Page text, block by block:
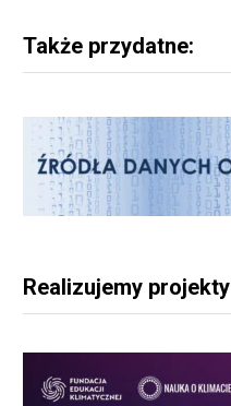
Także przydatne:
Realizujemy projekty